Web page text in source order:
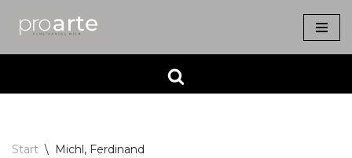
Start \
Michl, Ferdinand